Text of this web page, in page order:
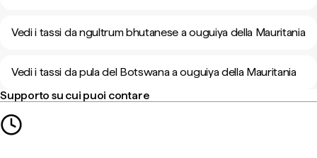
Vedi i tassi da ngultrum bhutanese a ouguiya della Mauritania
Vedi i tassi da pula del Botswana a ouguiya della Mauritania
Supporto su cui puoi contare